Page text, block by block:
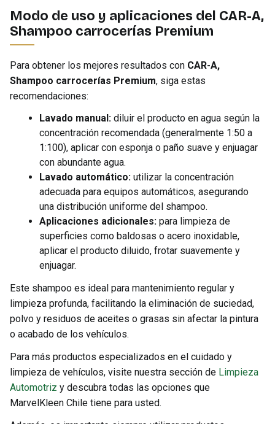
Modo de uso y aplicaciones del CAR-A,
Shampoo carrocerías Premium
Para obtener los mejores resultados con CAR-A,
Shampoo carrocerías Premium, siga estas
recomendaciones:
Lavado manual: diluir el producto en agua según la
concentración recomendada (generalmente 1:50 a
1:100), aplicar con esponja o paño suave y enjuagar
con abundante agua.
Lavado automático: utilizar la concentración
adecuada para equipos automáticos, asegurando
una distribución uniforme del shampoo.
Aplicaciones adicionales: para limpieza de
superficies como baldosas o acero inoxidable,
aplicar el producto diluido, frotar suavemente y
enjuagar.
Este shampoo es ideal para mantenimiento regular y
limpieza profunda, facilitando la eliminación de suciedad,
polvo y residuos de aceites o grasas sin afectar la pintura
o acabado de los vehículos.
Para más productos especializados en el cuidado y
limpieza de vehículos, visite nuestra sección de Limpieza
Automotriz y descubra todas las opciones que
MarvelKleen Chile tiene para usted.